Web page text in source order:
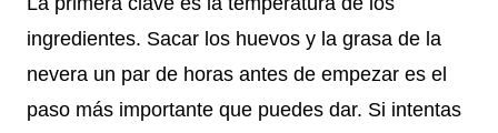
ingredientes. Sacar los huevos y la grasa de la
nevera un par de horas antes de empezar es el
paso más importante que puedes dar. Si intentas